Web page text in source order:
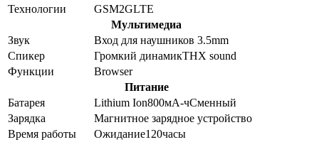
Технологии
GSM2GLTE
Мультимедиа
Звук
Вход для наушников 3.5mm
Спикер
Громкий динамикTHX sound
Функции
Browser
Питание
Батарея
Lithium Ion800мА-чСменный
Зарядка
Магнитное зарядное устройство
Время работы
Ожидание120часы